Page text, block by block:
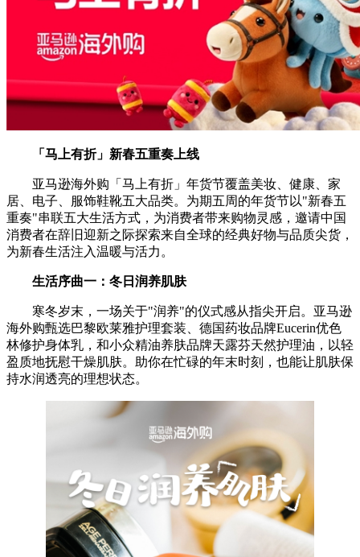
「马上有折」 新春五重奏 上线
亚马逊海外购「马上有折」年货节覆盖美妆、健康、家
居、电子、服饰鞋靴五大品类。为期五周的年货节以"新春五
重奏"串联五大生活方式，为消费者带来购物灵感，邀请中国
消费者在辞旧迎新之际探索来自全球的经典好物与品质尖货，
为新春生活注入温暖与活力。
生活序曲一 ：冬日润养肌肤
寒冬岁末，一场关于"润养"的仪式感从指尖开启。亚马逊
海外购甄选巴黎欧莱雅护理套装、德国药妆品牌Eucerin优色
林修护身体乳，和小众精油养肤品牌天露芬天然护理油，以轻
盈质地抚慰干燥肌肤。助你在忙碌的年末时刻，也能让肌肤保
持水润透亮的理想状态。